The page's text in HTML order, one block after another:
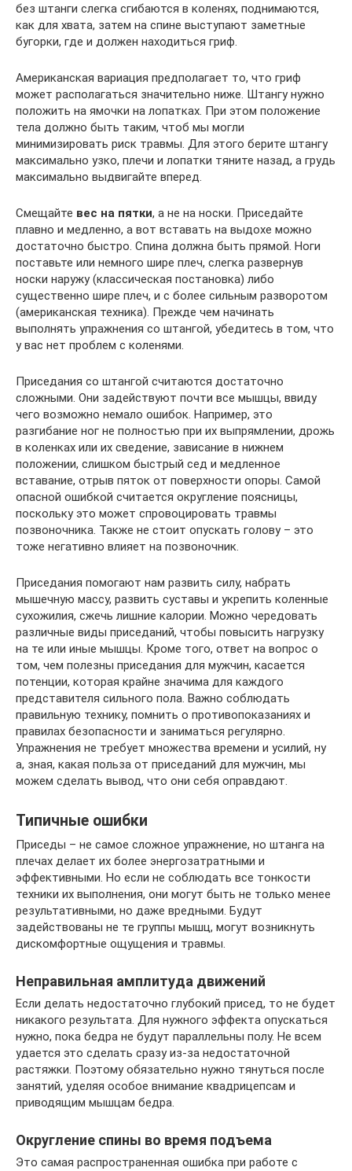
без штанги слегка сгибаются в коленях, поднимаются,
как для хвата, затем на спине выступают заметные
бугорки, где и должен находиться гриф.
Американская вариация предполагает то, что гриф
может располагаться значительно ниже. Штангу нужно
положить на ямочки на лопатках. При этом положение
тела должно быть таким, чтоб мы могли
минимизировать риск травмы. Для этого берите штангу
максимально узко, плечи и лопатки тяните назад, а грудь
максимально выдвигайте вперед.
Смещайте вес на пятки, а не на носки. Приседайте
плавно и медленно, а вот вставать на выдохе можно
достаточно быстро. Спина должна быть прямой. Ноги
поставьте или немного шире плеч, слегка развернув
носки наружу (классическая постановка) либо
существенно шире плеч, и с более сильным разворотом
(американская техника). Прежде чем начинать
выполнять упражнения со штангой, убедитесь в том, что
у вас нет проблем с коленями.
Приседания со штангой считаются достаточно
сложными. Они задействуют почти все мышцы, ввиду
чего возможно немало ошибок. Например, это
разгибание ног не полностью при их выпрямлении, дрожь
в коленках или их сведение, зависание в нижнем
положении, слишком быстрый сед и медленное
вставание, отрыв пяток от поверхности опоры. Самой
опасной ошибкой считается округление поясницы,
поскольку это может спровоцировать травмы
позвоночника. Также не стоит опускать голову – это
тоже негативно влияет на позвоночник.
Приседания помогают нам развить cилу, набрать
мышечную массу, развить суставы и укрепить коленные
сухожилия, сжечь лишние калории. Можно чередовать
различные виды приседаний, чтобы повысить нагрузку
на те или иные мышцы. Кроме того, ответ на вопрос о
том, чем полезны приседания для мужчин, касается
потенции, которая крайне значима для каждого
представителя сильного пола. Важно соблюдать
правильную технику, помнить о противопоказаниях и
правилах безопасности и заниматься регулярно.
Упражнения не требует множества времени и усилий, ну
а, зная, какая польза от приседаний для мужчин, мы
можем сделать вывод, что они себя оправдают.
Типичные ошибки
Приседы – не самое сложное упражнение, но штанга на
плечах делает их более энергозатратными и
эффективными. Но если не соблюдать все тонкости
техники их выполнения, они могут быть не только менее
результативными, но даже вредными. Будут
задействованы не те группы мышц, могут возникнуть
дискомфортные ощущения и травмы.
Неправильная амплитуда движений
Если делать недостаточно глубокий присед, то не будет
никакого результата. Для нужного эффекта опускаться
нужно, пока бедра не будут параллельны полу. Не всем
удается это сделать сразу из-за недостаточной
растяжки. Поэтому обязательно нужно тянуться после
занятий, уделяя особое внимание квадрицепсам и
приводящим мышцам бедра.
Округление спины во время подъема
Это самая распространенная ошибка при работе с